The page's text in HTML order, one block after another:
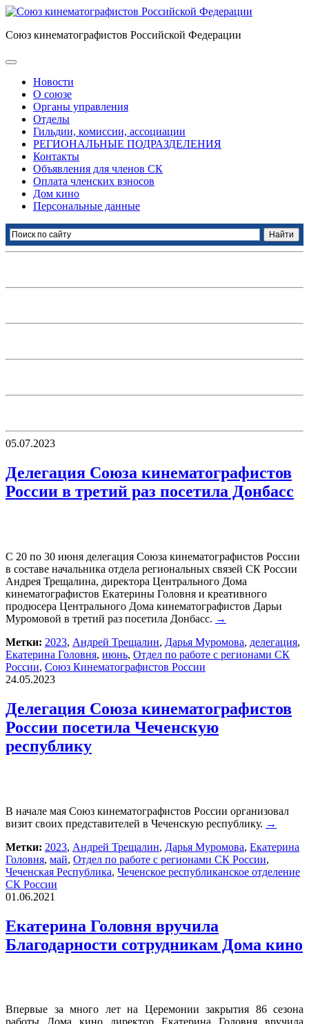
Союз кинематографистов Российской Федерации
Новости
О союзе
Органы управления
Отделы
Гильдии, комиссии, ассоциации
РЕГИОНАЛЬНЫЕ ПОДРАЗДЕЛЕНИЯ
Контакты
Объявления для членов СК
Оплата членских взносов
Дом кино
Персональные данные
05.07.2023
Делегация Союза кинематографистов
России в третий раз посетила Донбасс
С 20 по 30 июня делегация Союза кинематографистов России
в составе начальника отдела региональных связей СК России
Андрея Трещалина, директора Центрального Дома
кинематографистов Екатерины Головня и креативного
продюсера Центрального Дома кинематографистов Дарьи
Муромовой в третий раз посетила Донбасс. →
Метки: 2023, Андрей Трещалин, Дарья Муромова, делегация,
Екатерина Головня, июнь, Отдел по работе с регионами СК
России, Союз Кинематографистов России
24.05.2023
Делегация Союза кинематографистов
России посетила Чеченскую
республику
В начале мая Союз кинематографистов России организовал
визит своих представителей в Чеченскую республику. →
Метки: 2023, Андрей Трещалин, Дарья Муромова, Екатерина
Головня, май, Отдел по работе с регионами СК России,
Чеченская Республика, Чеченское республиканское отделение
СК России
01.06.2021
Екатерина Головня вручила
Благодарности сотрудникам Дома кино
Впервые за много лет на Церемонии закрытия 86 сезона